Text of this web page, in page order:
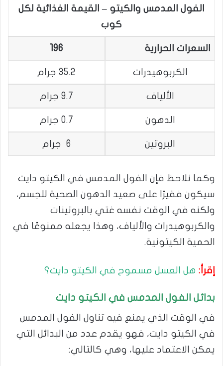
الفول المدمس والكيتو – القيمة الغذائية لكل
كوب
السعرات الحرارية 196
الكربوهيدرات 35.2 جرام
الألياف 9.7 جرام
الدهون 0.7 جرام
البروتين 6 جرام
وكما نلاحظ فإن الفول المدمس في الكيتو دايت
سيكون فقيرًا على صعيد الدهون الصحية للجسم،
ولكنه في الوقت نفسه غتي بالبروتينات
والكربوهيدرات والألياف، وهذا يجعله ممنوعًا في
الحمية الكيتونية.
إقرأ: هل العسل مسموح في الكيتو دايت؟
بدائل الفول المدمس في الكيتو دايت
في الوقت الذي يمنع فيه تناول الفول المدمس
في الكيتو دايت، فهو يقدم عدد من البدائل التي
يمكن الاعتماد عليها، وهي كالتالي: